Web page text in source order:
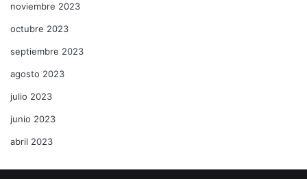
noviembre 2023
octubre 2023
septiembre 2023
agosto 2023
julio 2023
junio 2023
abril 2023